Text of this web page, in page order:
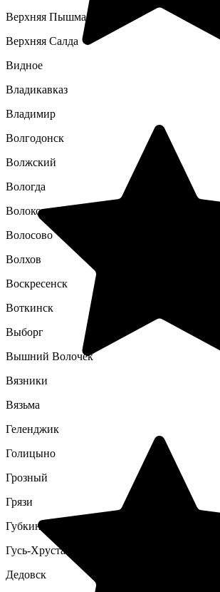
Верхняя Пышма
Верхняя Салда
Видное
Владикавказ
Владимир
Волгодонск
Волжский
Вологда
Волоколамск
Волосово
Волхов
Воскресенск
Воткинск
Выборг
Вышний Волочек
Вязники
Вязьма
Геленджик
Голицыно
Грозный
Грязи
Губкин
Гусь-Хрустальный
Дедовск